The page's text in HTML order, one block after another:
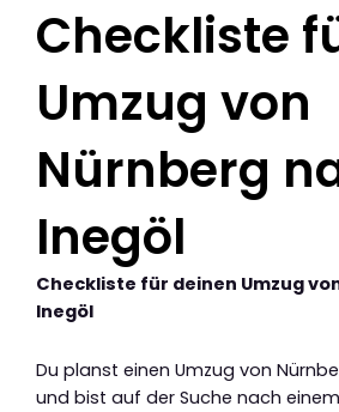
Checkliste
Umzug von
Nürnberg
Inegöl
Checkliste für deinen Umzug
Inegöl
Du planst einen Umzug von
und bist auf der Suche nach